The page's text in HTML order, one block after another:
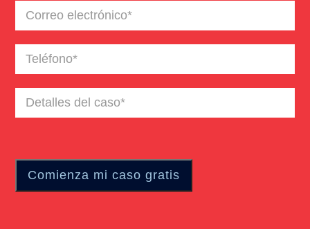
Correo
electrónico(Required)
Teléfono(Required)
Detalles
del